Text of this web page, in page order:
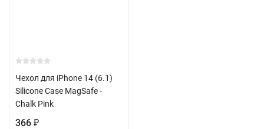
Чехол для iPhone 14 (6.1)
Silicone Case MagSafe -
Chalk Pink
366 ₽